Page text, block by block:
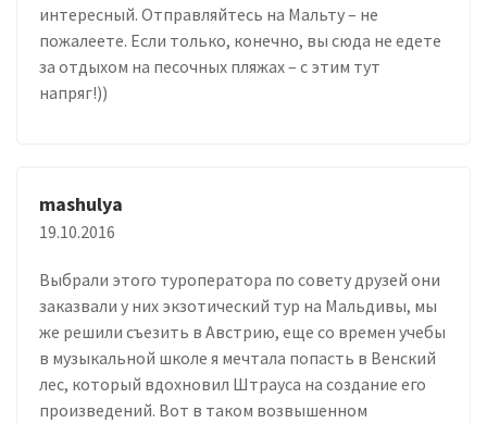
интересный. Отправляйтесь на Мальту – не
пожалеете. Если только, конечно, вы сюда не едете
за отдыхом на песочных пляжах – с этим тут
напряг!))
mashulya
19.10.2016
Выбрали этого туроператора по совету друзей они
заказвали у них экзотический тур на Мальдивы, мы
же решили съезить в Австрию, еще со времен учебы
в музыкальной школе я мечтала попасть в Венский
лес, который вдохновил Штрауса на создание его
произведений. Вот в таком возвышенном